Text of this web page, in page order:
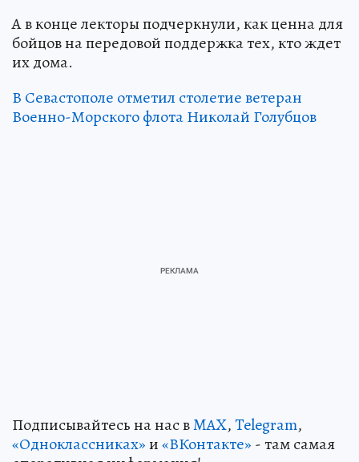
А в конце лекторы подчеркнули, как ценна для
бойцов на передовой поддержка тех, кто ждет
их дома.
В Севастополе отметил столетие ветеран
Военно-Морского флота Николай Голубцов
Подписывайтесь на нас вMAX,Telegram,
«Одноклассниках»и«ВКонтакте» - там самая